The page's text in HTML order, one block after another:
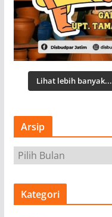
Lihat lebih banyak...
Arsip
r
s
Kategori